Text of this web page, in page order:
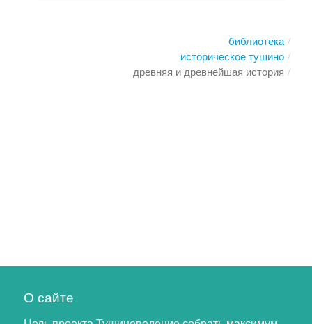
библиотека
историческое тушино
древняя и древнейшая история
О сайте